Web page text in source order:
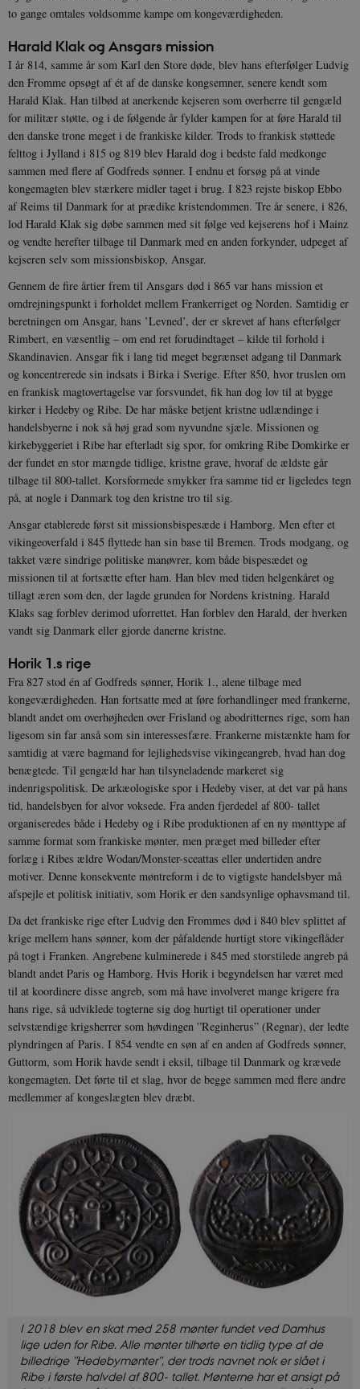
to gange omtales voldsomme kampe om kongeværdigheden.
Harald Klak og Ansgars mission
I år 814, samme år som Karl den Store døde, blev hans efterfølger Ludvig
den Fromme opsøgt af ét af de danske kongsemner, senere kendt som
Harald Klak. Han tilbød at anerkende kejseren som overherre til gengæld
for militær støtte, og i de følgende år fylder kampen for at føre Harald til
den danske trone meget i de frankiske kilder. Trods to frankisk støttede
felttog i Jylland i 815 og 819 blev Harald dog i bedste fald medkonge
sammen med flere af Godfreds sønner. I endnu et forsøg på at vinde
kongemagten blev stærkere midler taget i brug. I 823 rejste biskop Ebbo
af Reims til Danmark for at prædike kristendommen. Tre år senere, i 826,
lod Harald Klak sig døbe sammen med sit følge ved kejserens hof i Mainz
og vendte herefter tilbage til Danmark med en anden forkynder, udpeget af
kejseren selv som missionsbiskop, Ansgar.
Gennem de fire årtier frem til Ansgars død i 865 var hans mission et
omdrejningspunkt i forholdet mellem Frankerriget og Norden. Samtidig er
beretningen om Ansgar, hans ’Levned’, der er skrevet af hans efterfølger
Rimbert, en væsentlig – om end ret forudindtaget – kilde til forhold i
Skandinavien. Ansgar fik i lang tid meget begrænset adgang til Danmark
og koncentrerede sin indsats i Birka i Sverige. Efter 850, hvor truslen om
en frankisk magtovertagelse var forsvundet, fik han dog lov til at bygge
kirker i Hedeby og Ribe. De har måske betjent kristne udlændinge i
handelsbyerne i nok så høj grad som nyvundne sjæle. Missionen og
kirkebyggeriet i Ribe har efterladt sig spor, for omkring Ribe Domkirke er
der fundet en stor mængde tidlige, kristne grave, hvoraf de ældste går
tilbage til 800-tallet. Korsformede smykker fra samme tid er ligeledes tegn
på, at nogle i Danmark tog den kristne tro til sig.
Ansgar etablerede først sit missionsbispesæde i Hamborg. Men efter et
vikingeoverfald i 845 flyttede han sin base til Bremen. Trods modgang, og
takket være sindrige politiske manøvrer, kom både bispesædet og
missionen til at fortsætte efter ham. Han blev med tiden helgenkåret og
tillagt æren som den, der lagde grunden for Nordens kristning. Harald
Klaks sag forblev derimod uforrettet. Han forblev den Harald, der hverken
vandt sig Danmark eller gjorde danerne kristne.
Horik 1.s rige
Fra 827 stod én af Godfreds sønner, Horik 1., alene tilbage med
kongeværdigheden. Han fortsatte med at føre forhandlinger med frankerne,
blandt andet om overhøjheden over Frisland og abodritternes rige, som han
ligesom sin far anså som sin interessesfære. Frankerne mistænkte ham for
samtidig at være bagmand for lejlighedsvise vikingeangreb, hvad han dog
benægtede. Til gengæld har han tilsyneladende markeret sig
indenrigspolitisk. De arkæologiske spor i Hedeby viser, at det var på hans
tid, handelsbyen for alvor voksede. Fra anden fjerdedel af 800- tallet
organiseredes både i Hedeby og i Ribe produktionen af en ny mønttype af
samme format som frankiske mønter, men præget med billeder efter
forlæg i Ribes ældre Wodan/Monster-sceattas eller undertiden andre
motiver. Denne konsekvente møntreform i de to vigtigste handelsbyer må
afspejle et politisk initiativ, som Horik er den sandsynlige ophavsmand til.
Da det frankiske rige efter Ludvig den Frommes død i 840 blev splittet af
krige mellem hans sønner, kom der påfaldende hurtigt store vikingeflåder
på togt i Franken. Angrebene kulminerede i 845 med storstilede angreb på
blandt andet Paris og Hamborg. Hvis Horik i begyndelsen har været med
til at koordinere disse angreb, som må have involveret mange krigere fra
hans rige, så udviklede togterne sig dog hurtigt til operationer under
selvstændige krigsherrer som høvdingen ”Reginherus” (Regnar), der ledte
plyndringen af Paris. I 854 vendte en søn af en anden af Godfreds sønner,
Guttorm, som Horik havde sendt i eksil, tilbage til Danmark og krævede
kongemagten. Det førte til et slag, hvor de begge sammen med flere andre
medlemmer af kongeslægten blev dræbt.
I 2018 blev en skat med 258 mønter fundet ved Damhus
lige uden for Ribe. Alle mønter tilhørte en tidlig type af de
billedrige ”Hedebymønter”, der trods navnet nok er slået i
Ribe i første halvdel af 800- tallet. Mønterne har et ansigt på